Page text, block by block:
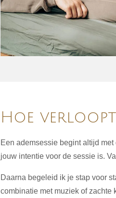
Hoe verloopt
Een ademsessie begint altijd met
jouw intentie voor de sessie is.
Daarna begeleid ik je stap voor
combinatie met muziek of zachte